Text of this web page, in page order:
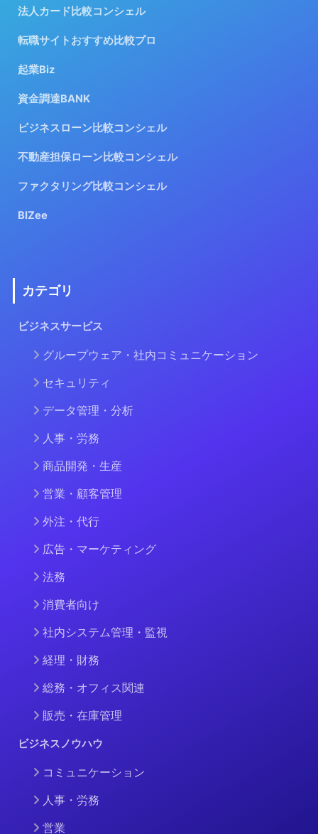
法人カード比較コンシェル
転職サイトおすすめ比較プロ
起業Biz
資金調達BANK
ビジネスローン比較コンシェル
不動産担保ローン比較コンシェル
ファクタリング比較コンシェル
BIZee
カテゴリ
ビジネスサービス
グループウェア・社内コミュニケーション
セキュリティ
データ管理・分析
人事・労務
商品開発・生産
営業・顧客管理
外注・代行
広告・マーケティング
法務
消費者向け
社内システム管理・監視
経理・財務
総務・オフィス関連
販売・在庫管理
ビジネスノウハウ
コミュニケーション
人事・労務
営業